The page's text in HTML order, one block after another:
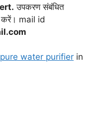
उपकरण संबंधित
करें। mail id
water purifier in